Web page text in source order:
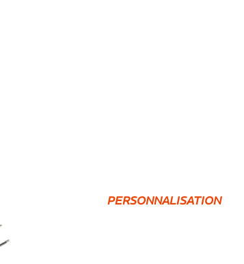
PERSONNALISATION